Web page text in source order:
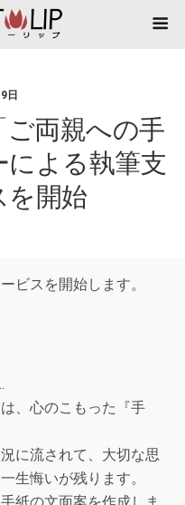
日
ご両親への手
よる執筆支
を開始
ビスを開始します。
、心のこもった『手
に流されて、大切な思
生悔いが残ります。